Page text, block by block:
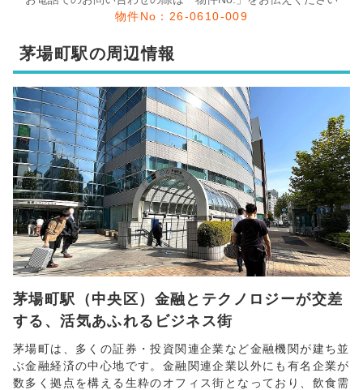
物件No：26-0610-009
茅場町駅の周辺情報
茅場町駅（中央区）金融とテクノロジーが交差
する、活気あふれるビジネス街
茅場町は、多くの証券・投資関連企業など金融機関が建ち並
ぶ金融経済の中心地です。金融関連企業以外にも有名企業が
数多く拠点を構える生粋のオフィス街となっており、飲食需